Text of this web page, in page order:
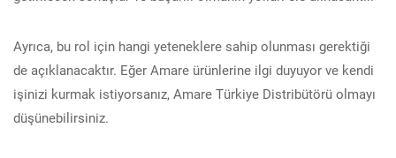
Ayrıca, bu rol için hangi yeteneklere sahip olunması gerektiği
de açıklanacaktır. Eğer Amare ürünlerine ilgi duyuyor ve kendi
işinizi kurmak istiyorsanız, Amare Türkiye Distribütörü olmayı
düşünebilirsiniz.